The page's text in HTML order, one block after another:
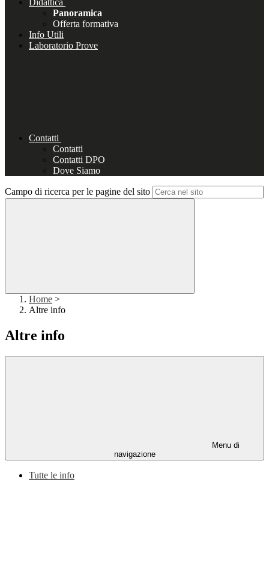
Didattica
Panoramica
Offerta formativa
Info Utili
Laboratorio Prove
Contatti
Contatti
Contatti DPO
Dove Siamo
Campo di ricerca per le pagine del sito
Home >
Altre info
Altre info
Menu di
navigazione
Tutte le info